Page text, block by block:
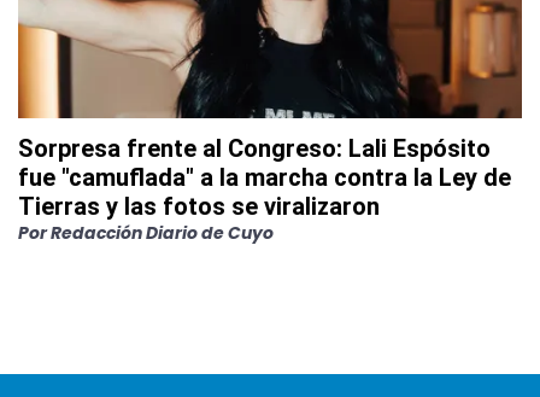
Sorpresa frente al Congreso: Lali Espósito
fue "camuflada" a la marcha contra la Ley de
Tierras y las fotos se viralizaron
PorRedacción Diario de Cuyo